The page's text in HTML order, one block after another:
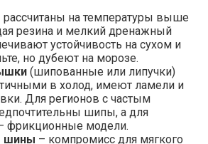
рассчитаны на температуры выше
резина и мелкий дренажный
устойчивость на сухом и
но дубеют на морозе.
(шипованные или липучки)
в холод, имеют ламели и
Для регионов с частым
шипы, а для
фрикционные модели.
шины – компромисс для мягкого